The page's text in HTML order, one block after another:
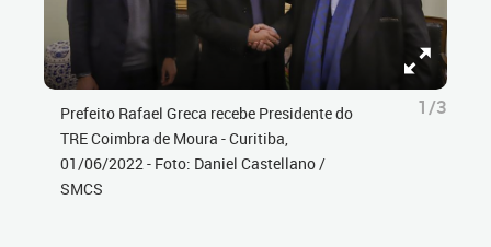
Prefeito Rafael Greca recebe Presidente do
TRE Coimbra de Moura - Curitiba,
01/06/2022 - Foto: Daniel Castellano /
SMCS
1/3